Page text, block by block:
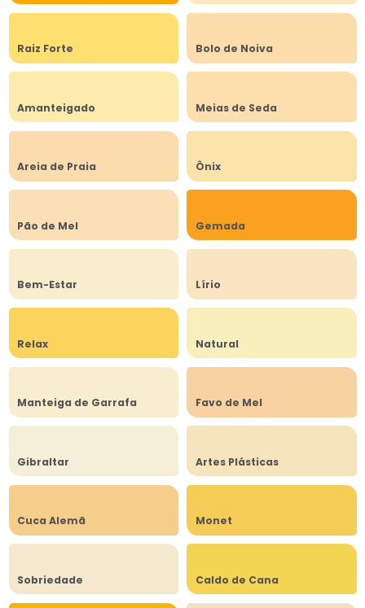
Raiz Forte Bolo de Noiva
Amanteigado Meias de Seda
Areia de Praia Ônix
Pão de Mel Gemada
Bem-Estar Lírio
Relax Natural
Manteiga de Garrafa Favo de Mel
Gibraltar Artes Plásticas
Cuca Alemã Monet
Sobriedade Caldo de Cana